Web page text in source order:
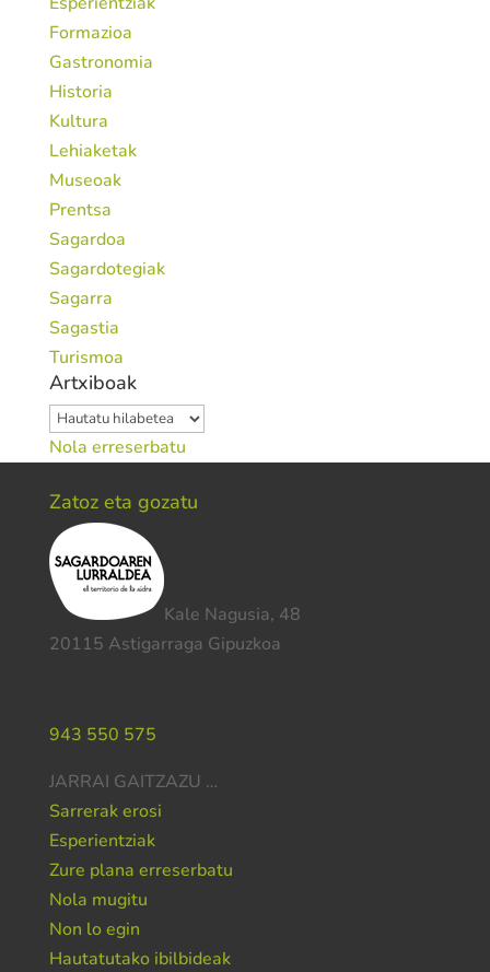
Formazioa
Gastronomia
Historia
Kultura
Lehiaketak
Museoak
Prentsa
Sagardoa
Sagardotegiak
Sagarra
Sagastia
Turismoa
Artxiboak
Artxiboak
Nola erreserbatu
Zatoz eta gozatu
Kale Nagusia, 48
20115 Astigarraga Gipuzkoa
943 550 575
JARRAI GAITZAZU …
Sarrerak erosi
Esperientziak
Zure plana erreserbatu
Nola mugitu
Non lo egin
Hautatutako ibilbideak